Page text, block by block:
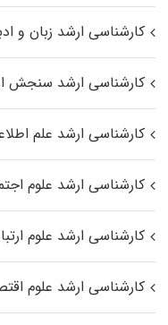
کارشناسی ارشد زبان و
کارشناسی ارشد سنجش
کارشناسی ارشد علم
کارشناسی ارشد علوم
کارشناسی ارشد علوم
کارشناسی ارشد علوم